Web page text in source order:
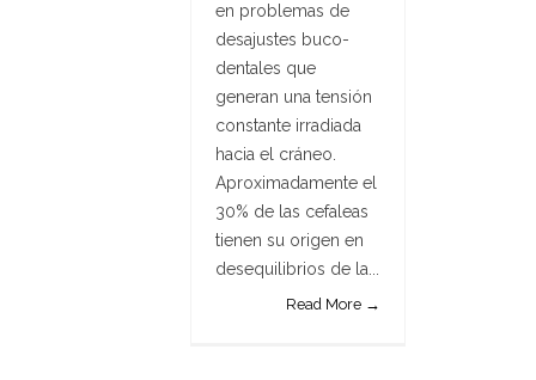
en problemas de
desajustes buco-
dentales que
generan una tensión
constante irradiada
hacia el cráneo.
Aproximadamente el
30% de las cefaleas
tienen su origen en
desequilibrios de la...
Read More →